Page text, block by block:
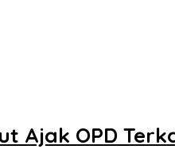
Ajak OPD